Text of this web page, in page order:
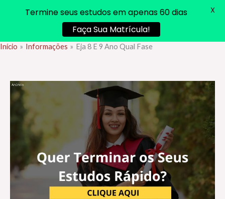
Ir
conteúdo
Início Informações Eja 8 E 9 Ano Qual Fase
Termine seus estudos em apenas 60 dias
Faça Sua Matrícula!
X